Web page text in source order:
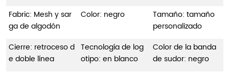
Fabric: Mesh y sar
ga de algodón
Color: negro
Tamaño: tamaño
personalizado
Cierre: retroceso d
e doble línea
Tecnología de log
otipo: en blanco
Color de la banda
de sudor: negro